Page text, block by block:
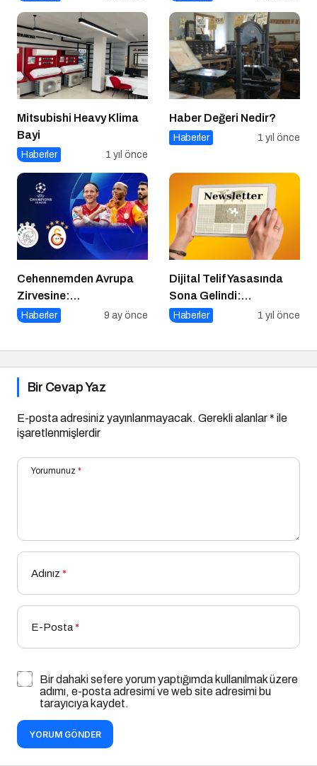
Mitsubishi Heavy Klima
Bayi
Haberler 1 yıl önce
Haber Değeri Nedir?
Haberler 1 yıl önce
Cehennemden Avrupa
Zirvesine:
Galatasaray’ın Kritik
Haberler 9 ay önce
Dijital Telif Yasasında
Sona Gelindi:
Yayıncılara Haziran
Haberler 1 yıl önce
Bir Cevap Yaz
E-posta adresiniz yayınlanmayacak. Gerekli alanlar* ile
işaretlenmişlerdir
Yorumunuz *
Adınız *
E-Posta*
Bir dahaki sefere yorum yaptığımda kullanılmak üzere
adımı, e-posta adresimi ve web site adresimi bu
tarayıcıya kaydet.
YORUM GÖNDER